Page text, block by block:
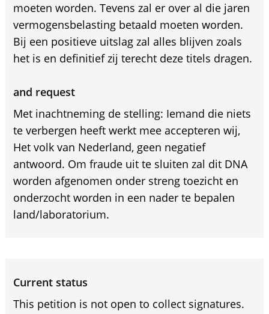
moeten worden. Tevens zal er over al die jaren
vermogensbelasting betaald moeten worden.
Bij een positieve uitslag zal alles blijven zoals
het is en definitief zij terecht deze titels dragen.
and request
Met inachtneming de stelling: Iemand die niets
te verbergen heeft werkt mee accepteren wij,
Het volk van Nederland, geen negatief
antwoord. Om fraude uit te sluiten zal dit DNA
worden afgenomen onder streng toezicht en
onderzocht worden in een nader te bepalen
land/laboratorium.
Current status
This petition is not open to collect signatures.